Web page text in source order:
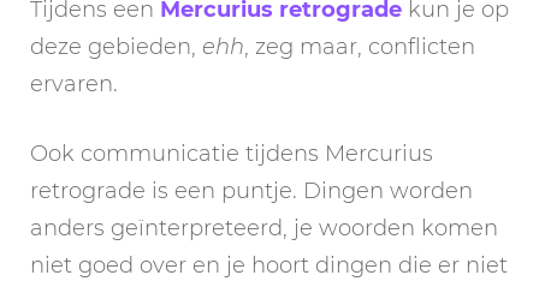
Tijdens een Mercurius retrograde kun je op
deze gebieden, ehh, zeg maar, conflicten
ervaren.
Ook communicatie tijdens Mercurius
retrograde is een puntje. Dingen worden
anders geïnterpreteerd, je woorden komen
niet goed over en je hoort dingen die er niet